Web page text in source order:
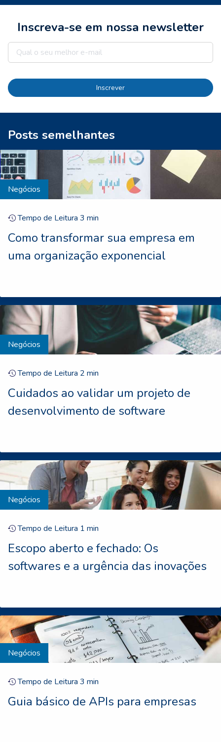
Inscreva-se em nossa newsletter
Inscrever
Posts semelhantes
Negócios
Tempo de Leitura 3 min
Como transformar sua empresa em
uma organização exponencial
Negócios
Tempo de Leitura 2 min
Cuidados ao validar um projeto de
desenvolvimento de software
Negócios
Tempo de Leitura 1 min
Escopo aberto e fechado: Os
softwares e a urgência das inovações
Negócios
Tempo de Leitura 3 min
Guia básico de APIs para empresas